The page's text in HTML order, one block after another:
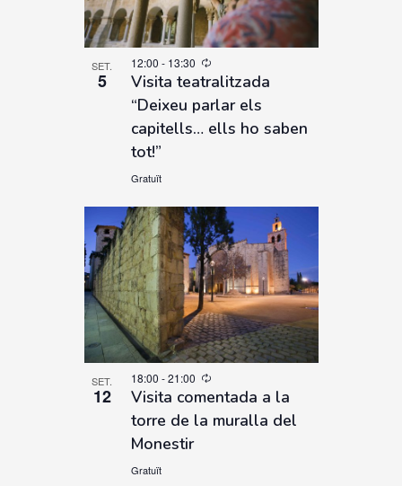
SET.
5
12:00 - 13:30
Visita teatralitzada
“Deixeu parlar els
capitells… ells ho saben
tot!”
Gratuït
SET.
12
18:00 -21:00
Visita comentada a la
torre de la muralla del
Monestir
Gratuït